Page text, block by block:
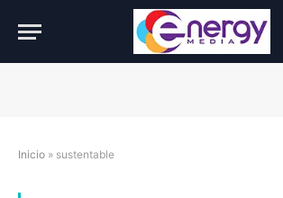
Inicio » sustentable